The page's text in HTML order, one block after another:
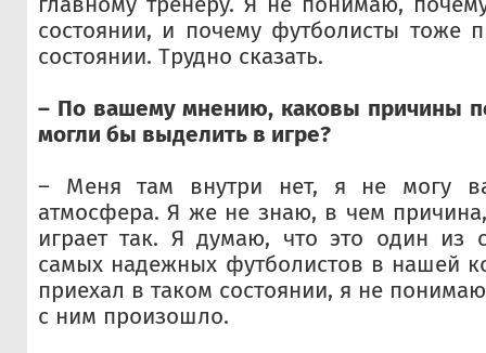
состоянии, и почему футболисты тоже
состоянии. Трудно сказать.
– По вашему мнению, каковы причины
могли бы выделить в игре?
– Меня там внутри нет, я не могу
атмосфера. Я же не знаю, в чем
играет так. Я думаю, что это один из
самых надежных футболистов в нашей
приехал в таком состоянии, я не
с ним произошло.